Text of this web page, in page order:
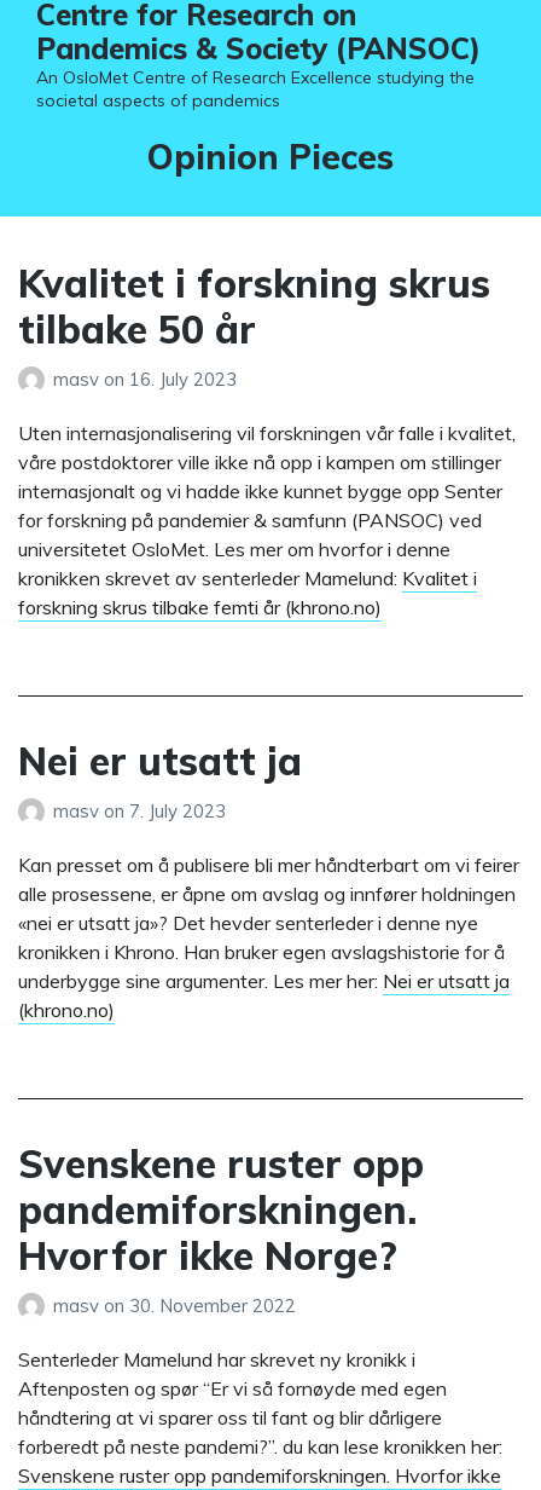
Centre for Research on
Pandemics & Society (PANSOC)
An OsloMet Centre of Research Excellence studying the
societal aspects of pandemics
Category:
Opinion Pieces
Kvalitet i forskning skrus
tilbake 50 år
masv on 16. July 2023
Uten internasjonalisering vil forskningen vår falle i kvalitet,
våre postdoktorer ville ikke nå opp i kampen om stillinger
internasjonalt og vi hadde ikke kunnet bygge opp Senter
for forskning på pandemier & samfunn (PANSOC) ved
universitetet OsloMet. Les mer om hvorfor i denne
kronikken skrevet av senterleder Mamelund: Kvalitet i
forskning skrus tilbake femti år (khrono.no)
Nei er utsatt ja
masv on 7. July 2023
Kan presset om å publisere bli mer håndterbart om vi feirer
alle prosessene, er åpne om avslag og innfører holdningen
«nei er utsatt ja»? Det hevder senterleder i denne nye
kronikken i Khrono. Han bruker egen avslagshistorie for å
underbygge sine argumenter. Les mer her: Nei er utsatt ja
(khrono.no)
Svenskene ruster opp
pandemiforskningen.
Hvorfor ikke Norge?
masv on 30. November 2022
Senterleder Mamelund har skrevet ny kronikk i
Aftenposten og spør “Er vi så fornøyde med egen
håndtering at vi sparer oss til fant og blir dårligere
forberedt på neste pandemi?”. du kan lese kronikken her:
Svenskene ruster opp pandemiforskningen. Hvorfor ikke